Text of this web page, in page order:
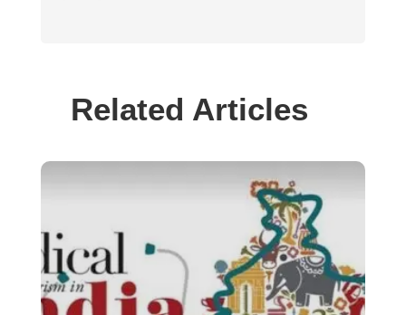
Related Articles